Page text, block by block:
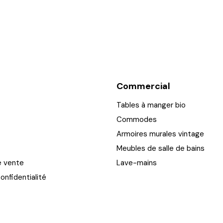
vente
Commercial
Tables à manger bio
Commodes
Armoires murales vintage
Meubles de salle de bains
Lave-mains